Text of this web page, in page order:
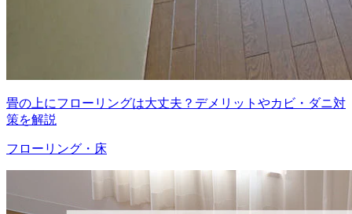
畳の上にフローリングは大丈夫？デメリットやカビ・ダニ対
策を解説
フローリング・床